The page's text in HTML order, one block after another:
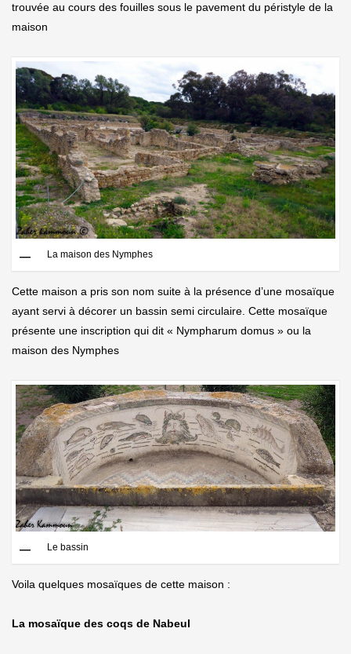
trouvée au cours des fouilles sous le pavement du péristyle de la
maison
La maison des Nymphes
Cette maison a pris son nom suite à la présence d’une mosaïque
ayant servi à décorer un bassin semi circulaire. Cette mosaïque
présente une inscription qui dit « Nympharum domus » ou la
maison des Nymphes
Le bassin
Voila quelques mosaïques de cette maison :
La mosaïque des coqs de Nabeul